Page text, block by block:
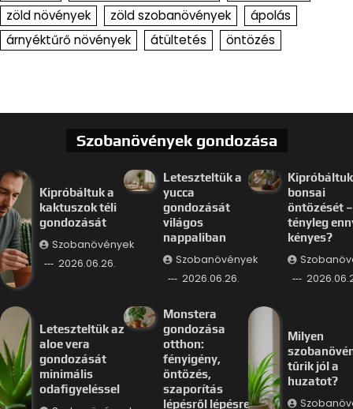
zöld növények
zöld szobanövények
ápolás
árnyéktűrő növények
átültetés öntözés
Szobanövények gondozása
Kipróbáltuk a
kaktuszok téli
gondozását
Szobanövények
2026.06.26.
Leteszteltük a
yucca
gondozását
világos
nappaliban
Szobanövények
2026.06.26.
bonsai
öntözését –
tényleg
kényes?
Leteszteltük az
aloe vera
gondozását
minimális
odafigyeléssel
Monstera
gondozása
otthon:
fényigény,
öntözés,
szaporítás
lépésről lépésre
Milyen
tűrik jól a
huzatot?